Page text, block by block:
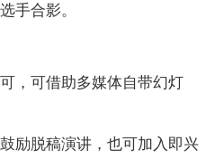
合影。
可借助多媒体自带幻灯
脱稿演讲，也可加入即兴